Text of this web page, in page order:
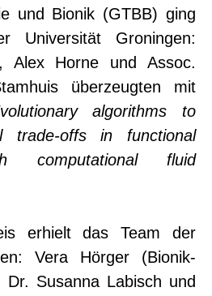
und Bionik (GTBB) ging
Universität Groningen:
Alex Horne und Assoc.
überzeugten mit
algorithms to
trade-offs in functional
computational fluid
erhielt das Team der
Vera Hörger (Bionik-
Dr. Susanna Labisch und